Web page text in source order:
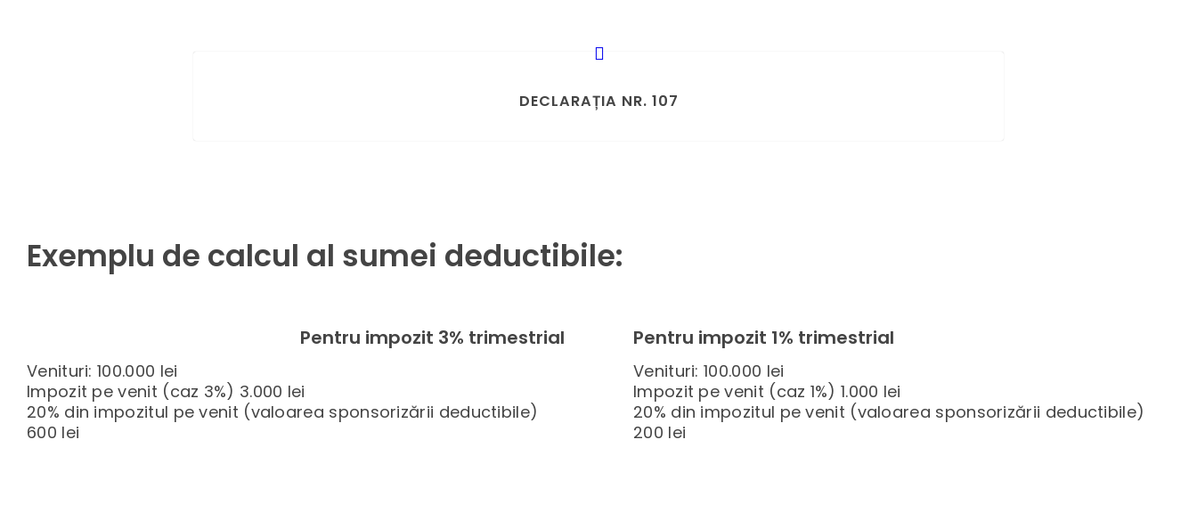
DECLARAȚIA NR. 107
Exemplu de calcul al sumei deductibile:
Pentru impozit 3% trimestrial
Venituri: 100.000 lei
Impozit pe venit (caz 3%) 3.000 lei
20% din impozitul pe venit (valoarea sponsorizării deductibile)
600 lei
Pentru impozit 1% trimestrial
Venituri: 100.000 lei
Impozit pe venit (caz 1%) 1.000 lei
20% din impozitul pe venit (valoarea sponsorizării deductibile)
200 lei